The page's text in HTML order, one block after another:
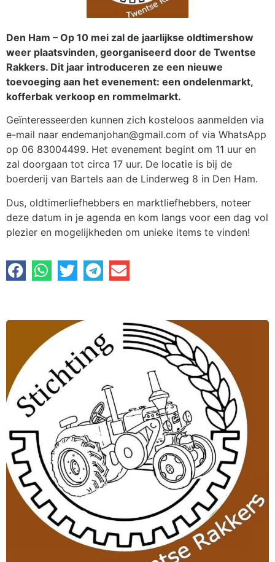
Den Ham – Op 10 mei zal de jaarlijkse oldtimershow
weer plaatsvinden, georganiseerd door de Twentse
Rakkers. Dit jaar introduceren ze een nieuwe
toevoeging aan het evenement: een ondelenmarkt,
kofferbak verkoop en rommelmarkt.
Geïnteresseerden kunnen zich kosteloos aanmelden via
e-mail naar endemanjohan@gmail.com of via WhatsApp
op 06 83004499. Het evenement begint om 11 uur en
zal doorgaan tot circa 17 uur. De locatie is bij de
boerderij van Bartels aan de Linderweg 8 in Den Ham.
Dus, oldtimerliefhebbers en marktliefhebbers, noteer
deze datum in je agenda en kom langs voor een dag vol
plezier en mogelijkheden om unieke items te vinden!